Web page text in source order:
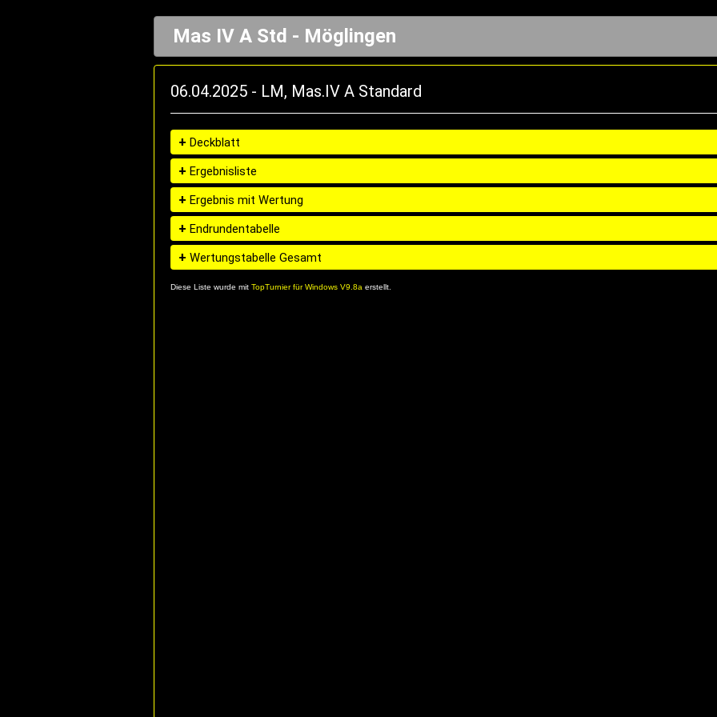
Mas IV A Std - Möglingen
06.04.2025 - LM, Mas.IV A Standard
+ Deckblatt
+ Ergebnisliste
+ Ergebnis mit Wertung
+ Endrundentabelle
+ Wertungstabelle Gesamt
Diese Liste wurde mit TopTurnier für Windows V9.8a erstellt.